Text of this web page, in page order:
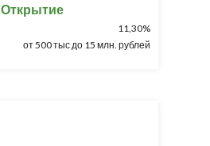
Открытие
11,30%
от 500 тыс до 15 млн. рублей